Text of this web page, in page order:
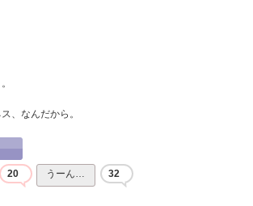
、なんだから。
20 うーん… 32